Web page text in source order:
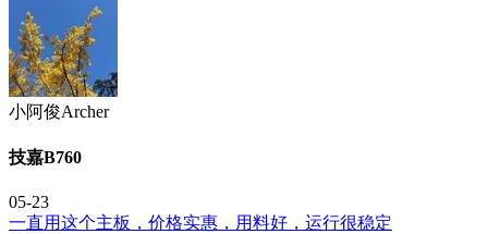
小阿俊Archer
技嘉B760
05-23
一直用这个主板，价格实惠，用料好，运行很稳定